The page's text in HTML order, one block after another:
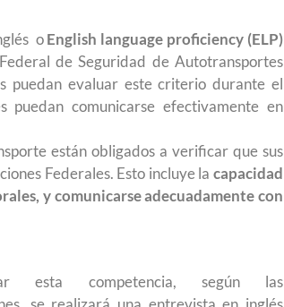
oEnglish language proficiency (ELP)
de Seguridad de Autotransportes
puedan evaluar este criterio durante el
comunicarse efectivamente en
están obligados a verificar que sus
Federales. Esto incluye la capacidad
y comunicarse adecuadamente con
esta competencia, según las